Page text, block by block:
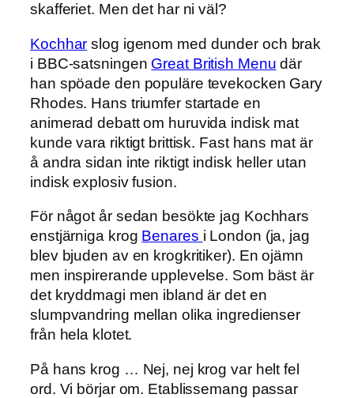
skafferiet. Men det har ni väl?
Kochhar slog igenom med dunder och brak
i BBC-satsningen Great British Menu där
han spöade den populäre tevekocken Gary
Rhodes. Hans triumfer startade en
animerad debatt om huruvida indisk mat
kunde vara riktigt brittisk. Fast hans mat är
å andra sidan inte riktigt indisk heller utan
indisk explosiv fusion.
För något år sedan besökte jag Kochhars
enstjärniga krog Benares i London (ja, jag
blev bjuden av en krogkritiker). En ojämn
men inspirerande upplevelse. Som bäst är
det kryddmagi men ibland är det en
slumpvandring mellan olika ingredienser
från hela klotet.
På hans krog … Nej, nej krog var helt fel
ord. Vi börjar om. Etablissemang passar